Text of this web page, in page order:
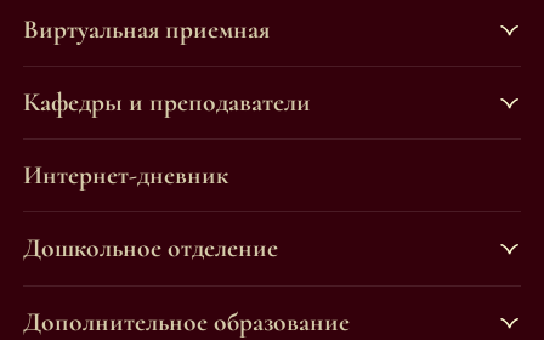
Виртуальная приемная
Кафедры и преподаватели
Интернет-дневник
Дошкольное отделение
Дополнительное образование